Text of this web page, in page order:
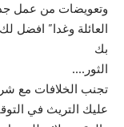
وتعويضات من عمل
العائلة وغدا” افضل
بك
الثور….
تجنب الخلافات مع
عليك التريث في